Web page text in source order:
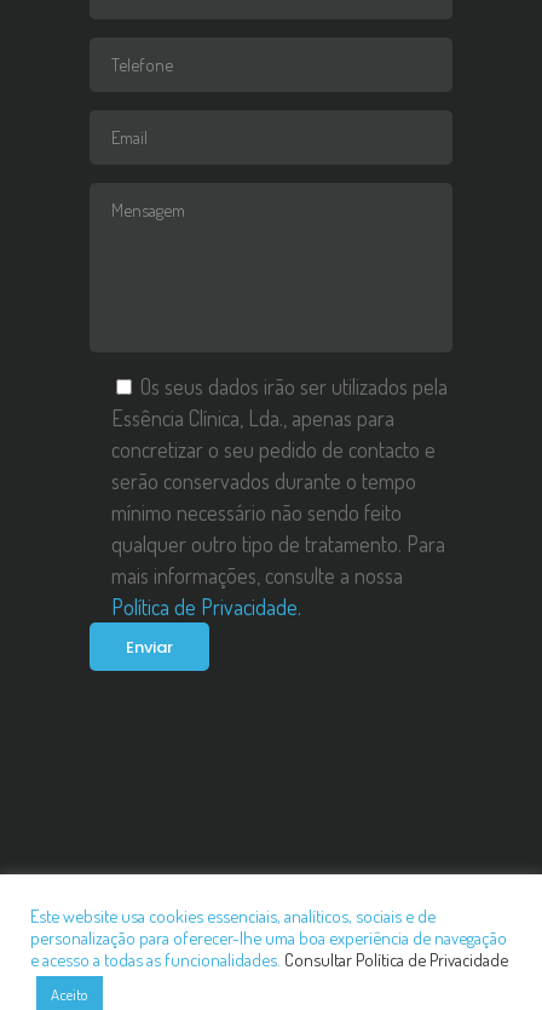
Os seus dados irão ser utilizados pela
Essência Clínica, Lda., apenas para
concretizar o seu pedido de contacto e
serão conservados durante o tempo
mínimo necessário não sendo feito
qualquer outro tipo de tratamento. Para
mais informações, consulte a nossa
Política de Privacidade.
©2021 Essência Clínica. Todos os direitos reservados
Este website usa cookies essenciais, analíticos, sociais e de
personalização para oferecer-lhe uma boa experiência de navegação
e acesso a todas as funcionalidades. Consultar Política de Privacidade
Aceito